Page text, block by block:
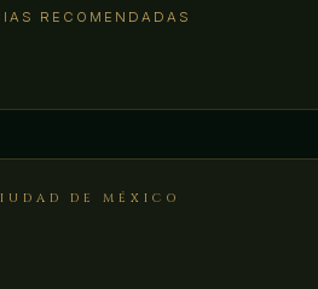
RECOMENDADAS
DE MÉXICO